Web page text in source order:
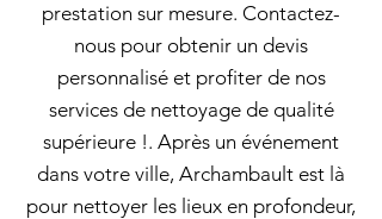
prestation sur mesure. Contactez-
nous pour obtenir un devis
personnalisé et profiter de nos
services de nettoyage de qualité
supérieure !. Après un événement
dans votre ville, Archambault est là
pour nettoyer les lieux en profondeur,